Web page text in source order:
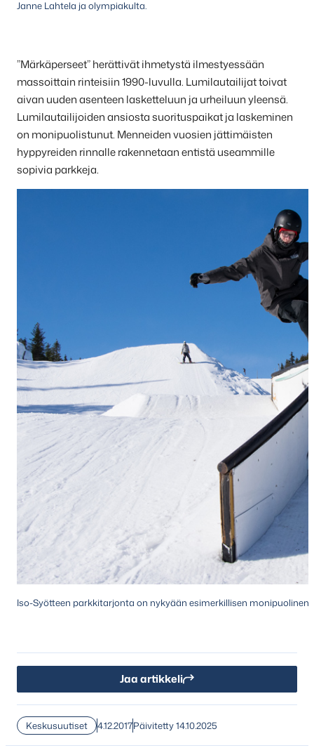
Janne Lahtela ja olympiakulta.
”Märkäperseet” herättivät ihmetystä ilmestyessään
massoittain rinteisiin 1990-luvulla. Lumilautailijat toivat
aivan uuden asenteen lasketteluun ja urheiluun yleensä.
Lumilautailijoiden ansiosta suorituspaikat ja laskeminen
on monipuolistunut. Menneiden vuosien jättimäisten
hyppyreiden rinnalle rakennetaan entistä useammille
sopivia parkkeja.
Iso-Syötteen parkkitarjonta on nykyään esimerkillisen monipuolinen.
Jaa artikkeli
Keskusuutiset 4.12.2017Päivitetty 14.10.2025